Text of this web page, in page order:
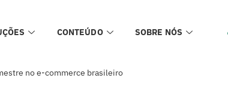
CONTEÚDO SOBRE NÓS
no e-commerce brasileiro